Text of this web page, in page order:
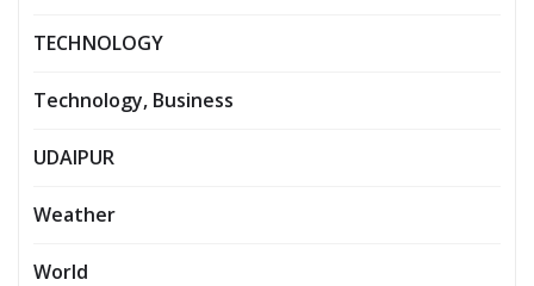
TECHNOLOGY
Technology, Business
UDAIPUR
Weather
World